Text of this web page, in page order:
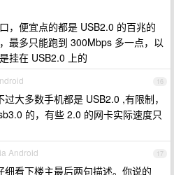
，便宜点的都是 USB2.0 的百兆的
最多只能跑到 300Mbps 多一点，以
挂在 USB2.0 上的
16
大多数手机都是 USB2.0 ,有限制，
的，有些 2.0 的网卡实际速度只
17
Android
细看下楼主最后两句描述。你说的